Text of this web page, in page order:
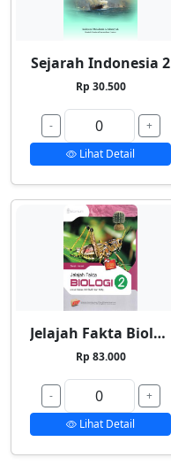
Sejarah Indonesia 2
Rp 30.500
-
+
Lihat Detail
Jelajah Fakta Biologi 2
Rp 83.000
-
+
Lihat Detail